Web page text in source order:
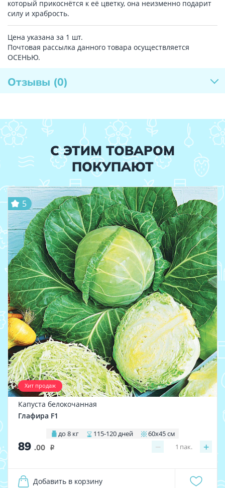
который прикоснётся к её цветку, она неизменно подарит
силу и храбрость.
Цена указана за 1 шт.
Почтовая рассылка данного товара осуществляется
ОСЕНЬЮ.
Отзывы (0)
С ЭТИМ ТОВАРОМ
ПОКУПАЮТ
Хит продаж
5
Капуста белокочанная
Глафира F1
до 8 кг 115-120 дней 60х45 см
89 .00 i − +
1 пак.
Добавить в корзину